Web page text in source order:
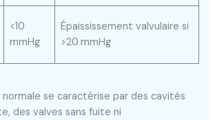
<10
mmHg
Épaississement valvulaire si
>20 mmHg
normale se caractérise par des cavités
des valves sans fuite ni